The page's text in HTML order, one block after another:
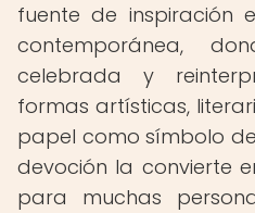
fuente de inspiración
contemporánea,
celebrada y
formas artísticas,
papel como símbolo
devoción la convierte
para muchas